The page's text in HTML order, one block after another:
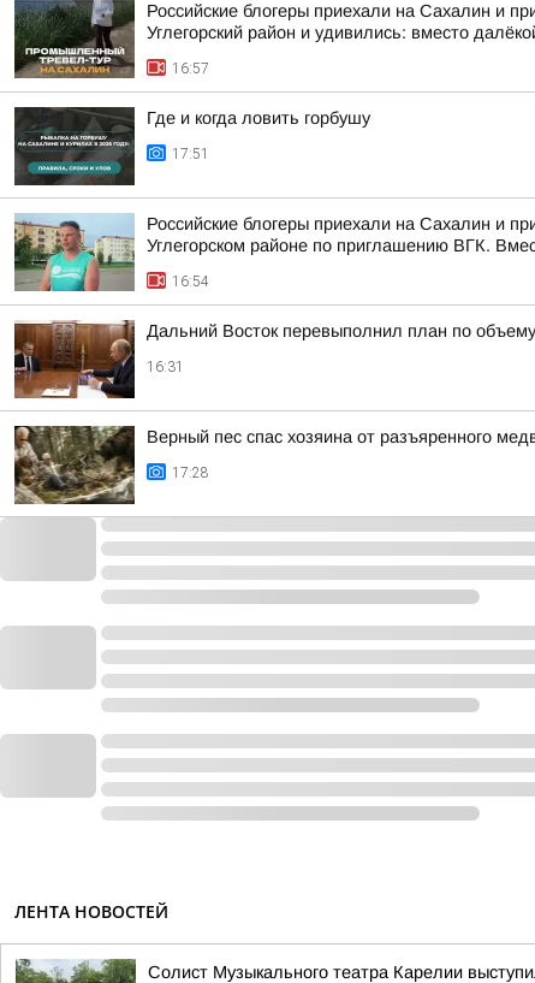
Российские блогеры приехали на Сахалин и
Углегорский район и удивились: вместо
16:57
Где и когда ловить горбушу
17:51
Российские блогеры приехали на Сахалин и
Углегорском районе по приглашению ВГК.
16:54
Дальний Восток перевыполнил план по
16:31
Верный пес спас хозяина от разъяренного
17:28
ЛЕНТА НОВОСТЕЙ
Солист Музыкального театра Карелии